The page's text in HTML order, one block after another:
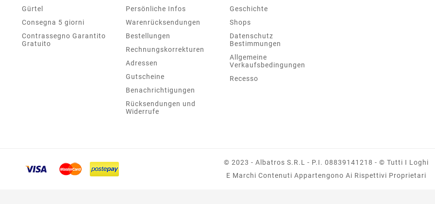
Gürtel
Consegna 5 giorni
Contrassegno Garantito
Gratuito
Persönliche Infos
Warenrücksendungen
Bestellungen
Rechnungskorrekturen
Adressen
Gutscheine
Benachrichtigungen
Rücksendungen und
Widerrufe
Geschichte
Shops
Datenschutz
Bestimmungen
Allgemeine
Verkaufsbedingungen
Recesso
© 2023 - Albatros S.r.l - P.I. 08839141218 - © Tutti I Loghi
E Marchi Contenuti Appartengono Ai Rispettivi Proprietari